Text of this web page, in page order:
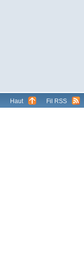
Haut Fil RSS